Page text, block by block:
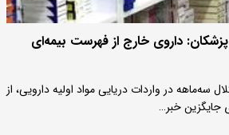
داروی خارج از فهرست بیمه‌ای
سه‌ماهه در واردات دریایی مواد اولیه دارویی، از
جایگزین خبر…